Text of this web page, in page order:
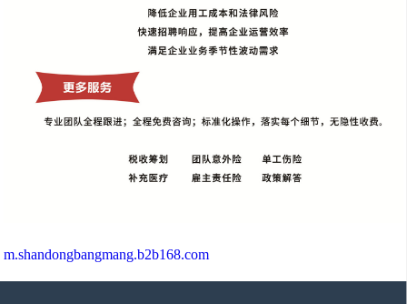
m.shandongbangmang.b2b168.com